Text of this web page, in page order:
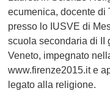
ecumenica, docente
presso lo IUSVE di
scuola secondaria di II
Veneto, impegnato
www.firenze2015.it e
legato alla religione.